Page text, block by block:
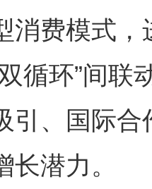
消费模式，
循环”间联
引、国际
长潜力。